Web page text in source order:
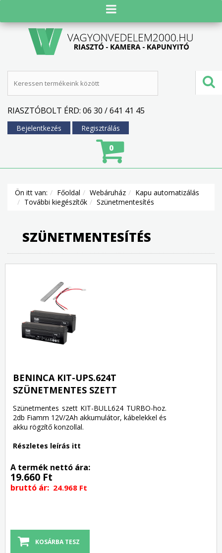
RIASZTÓBOLT ÉRD: 06 30 / 641 41 45
Bejelentkezés Regisztrálás
0
Ön itt van: Főoldal Webáruház
Kapu automatizálás
További kiegészítők
Szünetmentesítés
SZÜNETMENTESÍTÉS
BENINCA KIT-UPS.624T
SZÜNETMENTES SZETT
Szünetmentes szett KIT-BULL624 TURBO-hoz.
2db Fiamm 12V/2Ah akkumulátor, kábelekkel és
akku rögzítő konzollal.
Részletes leírás itt
A termék nettó ára:
19.660 Ft
bruttó ár: 24.968 Ft